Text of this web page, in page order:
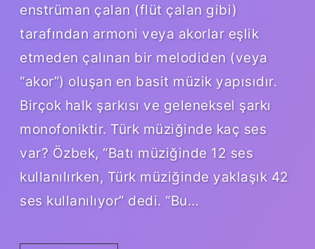
enstrüman çalan (flüt çalan gibi)
tarafından armoni veya akorlar eşlik
etmeden çalınan bir melodiden (veya
“akor”) oluşan en basit müzik yapısıdır.
Birçok halk şarkısı ve geleneksel şarkı
monofoniktir. Türk müziğinde kaç ses
var? Özbek, “Batı müziğinde 12 ses
kullanılırken, Türk müziğinde yaklaşık 42
ses kullanılıyor” dedi. “Bu…